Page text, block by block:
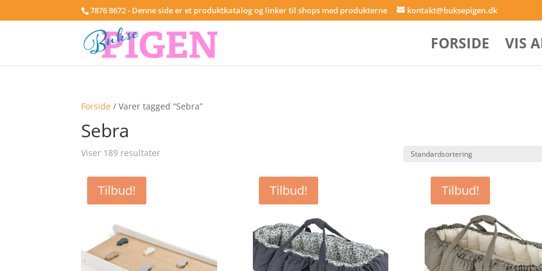
7876 8672 - Denne side er et produktkatalog og linker til shops med produkterne kontakt@buksepigen.dk
FORSIDE VIS
Forside / Varer tagged “Sebra”
Sebra
Viser 189 resultater
Tilbud! Tilbud! Tilbud!